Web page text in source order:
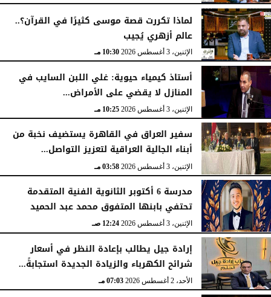
لماذا تكررت قصة موسى كثيرًا في القرآن؟..
عالم أزهري يُجيب
الإثنين، 3 أغسطس 2026 10:30 مـ
أستاذ كيمياء حيوية: غلي اللبن السايب في
المنازل لا يقضي على الأمراض...
الإثنين، 3 أغسطس 2026 10:25 مـ
سفير العراق في القاهرة يستضيف نخبة من
أبناء الجالية العراقية لتعزيز التواصل...
الإثنين، 3 أغسطس 2026 03:58 مـ
مدرسة 6 أكتوبر الثانوية الفنية المتقدمة
تحتفي بابنها المتفوق محمد عبد الحميد
الإثنين، 3 أغسطس 2026 12:24 صـ
إرادة جيل يطالب بإعادة النظر في أسعار
شرائح الكهرباء والزيادة الجديدة استجابةً...
الأحد، 2 أغسطس 2026 07:03 مـ